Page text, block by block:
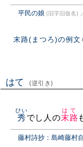
平民の娘 (旧字旧仮名)
末路(まつろ)の例文
はて (逆引き)
秀
ひい
でし人の末路
はて
藤村詩抄：島崎藤村